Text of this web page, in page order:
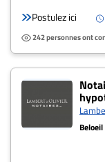
Postulez ici
242 personnes ont